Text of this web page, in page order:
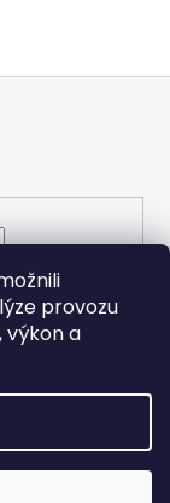
provozu
výkon a